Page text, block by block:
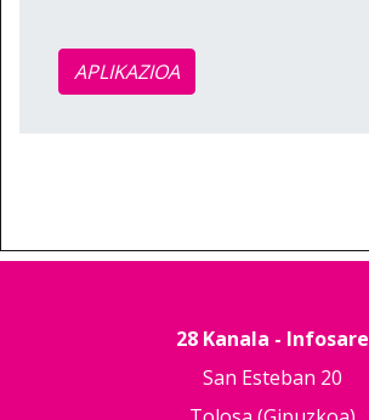
APLIKAZIOA
28 Kanala - Infosare
San Esteban 20